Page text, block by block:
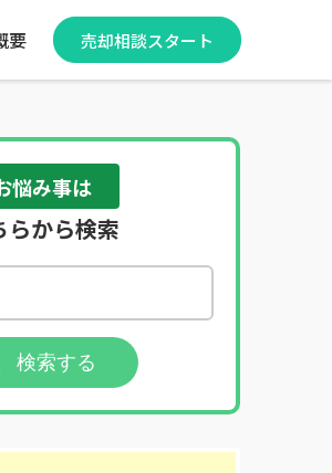
要 売却相談スタート
悩み事は
らから検索
検索する